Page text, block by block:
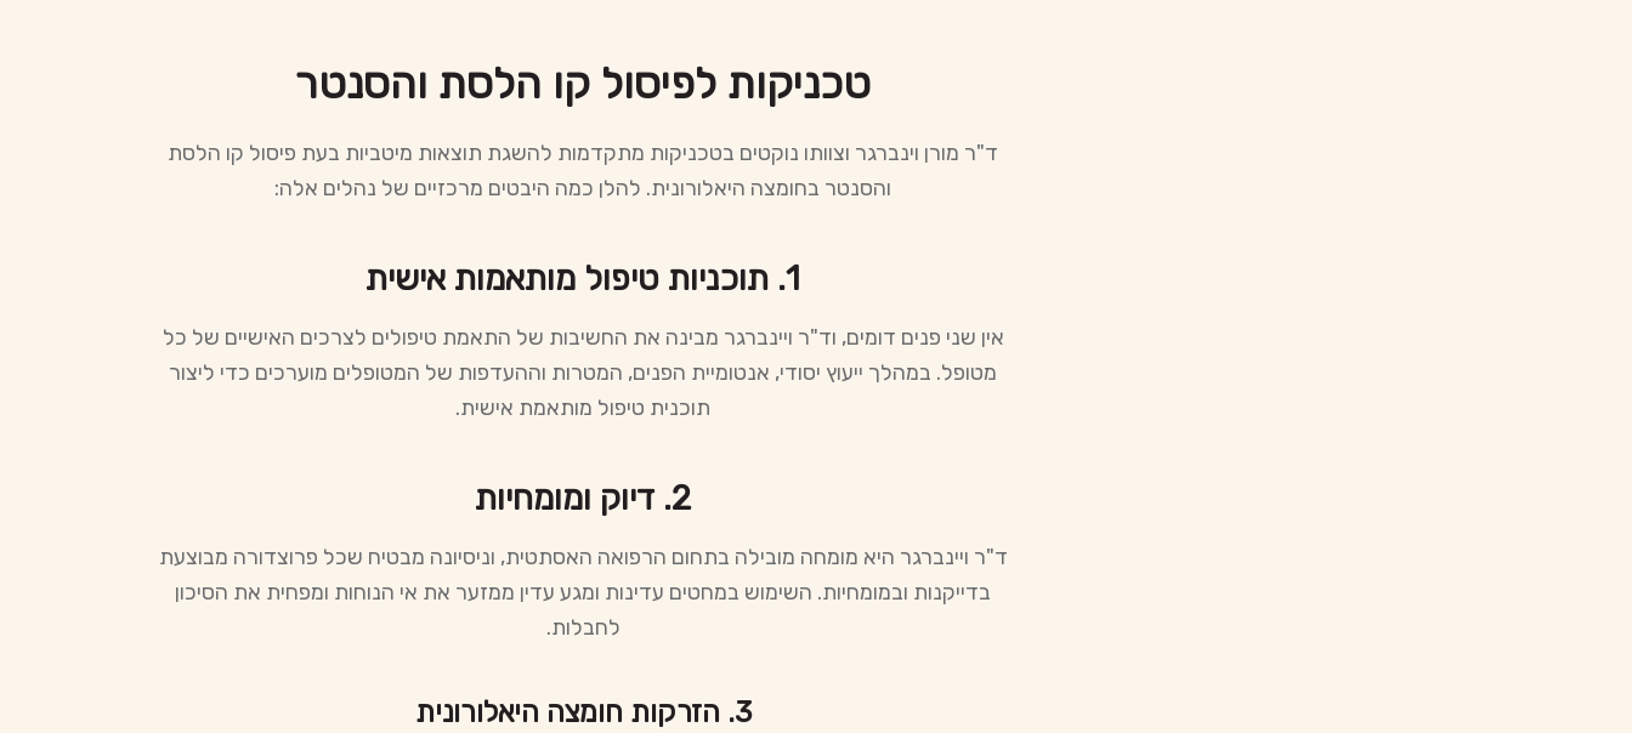
טכניקות לפיסול קו הלסת והסנטר
ד"ר מורן וינברגר וצוותו נוקטים בטכניקות מתקדמות להשגת תוצאות מיטביות בעת פיסול קו הלסת
והסנטר בחומצה היאלורונית. להלן כמה היבטים מרכזיים של נהלים אלה:
1. תוכניות טיפול מותאמות אישית
אין שני פנים דומים, וד"ר ויינברגר מבינה את החשיבות של התאמת טיפולים לצרכים האישיים של כל
מטופל. במהלך ייעוץ יסודי, אנטומיית הפנים, המטרות וההעדפות של המטופלים מוערכים כדי ליצור
תוכנית טיפול מותאמת אישית.
2. דיוק ומומחיות
ד"ר ויינברגר היא מומחה מובילה בתחום הרפואה האסתטית, וניסיונה מבטיח שכל פרוצדורה מבוצעת
בדייקנות ובמומחיות. השימוש במחטים עדינות ומגע עדין ממזער את אי הנוחות ומפחית את הסיכון
לחבלות.
3. הזרקות חומצה היאלורונית